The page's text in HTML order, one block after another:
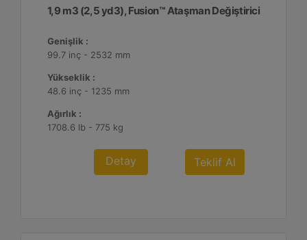
1,9 m3 (2,5 yd3), Fusion™ Ataşman Değiştirici
Genişlik :
99.7 inç - 2532 mm
Yükseklik :
48.6 inç - 1235 mm
Ağırlık :
1708.6 lb - 775 kg
Detay Teklif Al